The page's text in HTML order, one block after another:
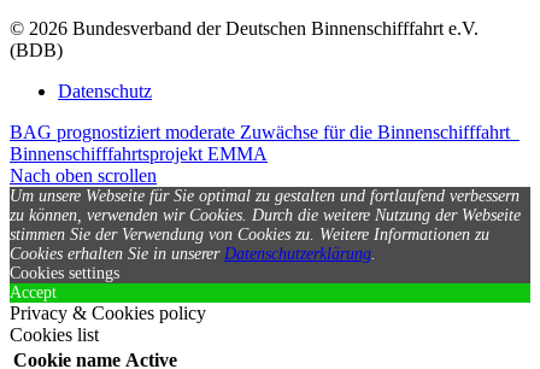
© 2026 Bundesverband der Deutschen Binnenschifffahrt e.V.
(BDB)
Datenschutz
BAG prognostiziert moderate Zuwächse für die Binnenschifffahrt
Binnenschifffahrtsprojekt EMMA
Nach oben scrollen
Um unsere Webseite für Sie optimal zu gestalten und fortlaufend verbessern
zu können, verwenden wir Cookies. Durch die weitere Nutzung der Webseite
stimmen Sie der Verwendung von Cookies zu. Weitere Informationen zu
Cookies erhalten Sie in unserer Datenschutzerklärung.
Cookies settings
Accept
Privacy & Cookies policy
Cookies list
Cookie name Active